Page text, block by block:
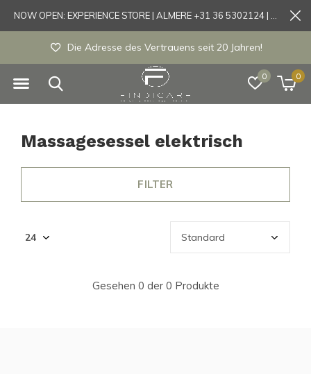
0 0
Die Adresse des Vertrauens seit 20 Jahren!
Massagesessel elektrisch
FILTER
Gesehen 0 der 0 Produkte